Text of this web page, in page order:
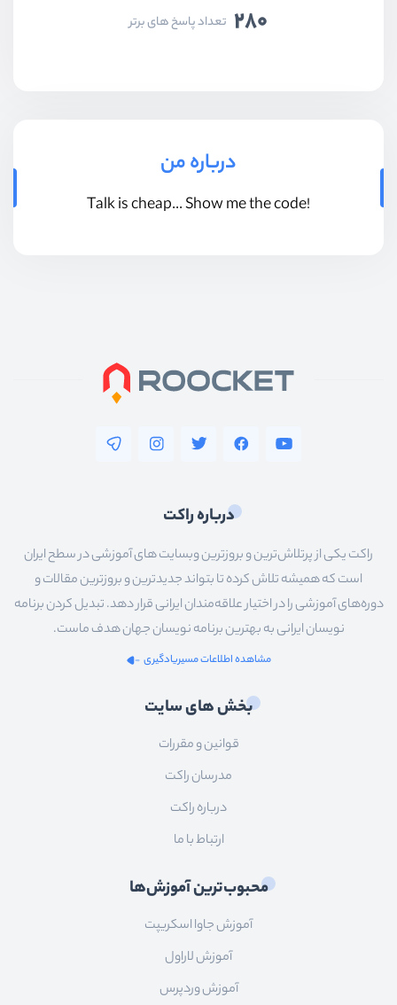
280 تعداد پاسخ های برتر
درباره من
!Talk is cheap... Show me the code
درباره راکت
راکت یکی از پرتلاش‌ترین و بروزترین وبسایت های آموزشی در سطح ایران
است که همیشه تلاش کرده تا بتواند جدیدترین و بروزترین مقالات و
دوره‌های آموزشی را در اختیار علاقه‌مندان ایرانی قرار دهد. تبدیل کردن برنامه
نویسان ایرانی به بهترین برنامه نویسان جهان هدف ماست.
مشاهده اطلاعات مسیریادگیری
بخش های سایت
قوانین و مقررات
مدرسان راکت
درباره راکت
ارتباط با ما
محبوب‌ترین آموزش‌ها
آموزش جاوا اسکریپت
آموزش لاراول
آموزش وردپرس